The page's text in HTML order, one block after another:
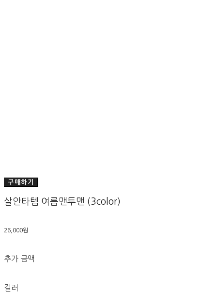
구매하기
살안타템 여름맨투맨 (3color)
26,000원
추가 금액
컬러